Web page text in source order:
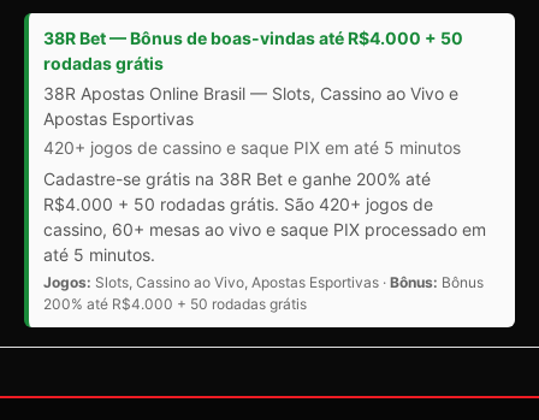
38R Bet — Bônus de boas-vindas até R$4.000 + 50
rodadas grátis
38R Apostas Online Brasil — Slots, Cassino ao Vivo e
Apostas Esportivas
420+ jogos de cassino e saque PIX em até 5 minutos
Cadastre-se grátis na 38R Bet e ganhe 200% até
R$4.000 + 50 rodadas grátis. São 420+ jogos de
cassino, 60+ mesas ao vivo e saque PIX processado em
até 5 minutos.
Jogos: Slots, Cassino ao Vivo, Apostas Esportivas · Bônus: Bônus
200% até R$4.000 + 50 rodadas grátis